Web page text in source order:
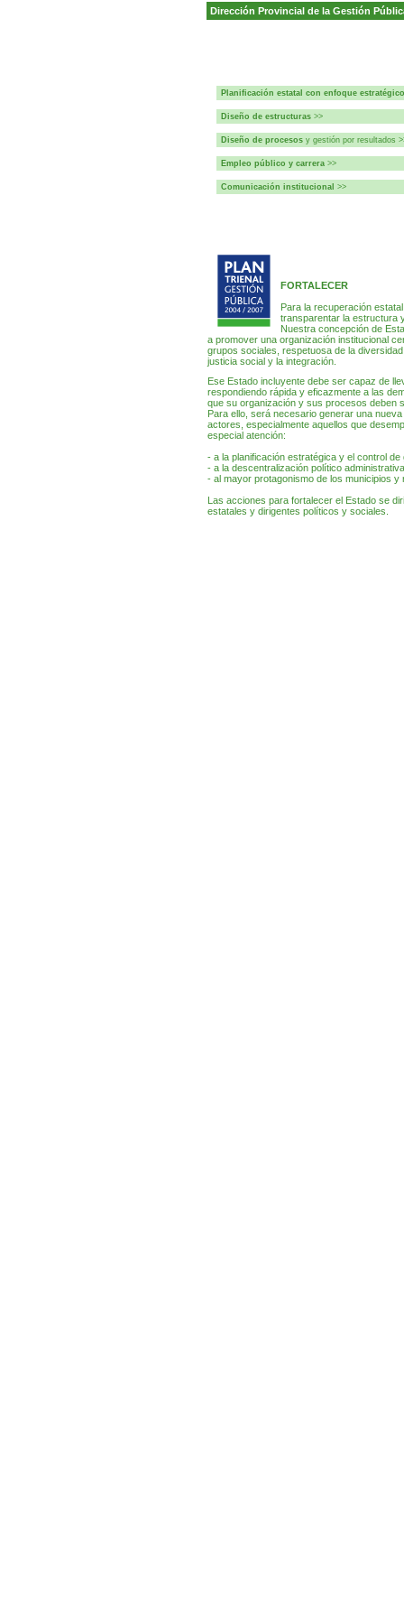
Dirección Provincial de la Gestión
Planificación estatal con enfoque estratégico
Diseño de estructuras >>
Diseño de procesos y gestión por resultados
Empleo público y carrera >>
Comunicación institucional >>
FORTALECER
Para la recuperación
transparentar la estructura
Nuestra concepción de
a promover una organización institucional
grupos sociales, respetuosa de la
justicia social y la integración.
Ese Estado incluyente debe ser capaz de
respondiendo rápida y eficazmente a las
que su organización y sus procesos deben
Para ello, será necesario generar una
actores, especialmente aquellos que
especial atención:
- a la planificación estratégica y el control de
- a la descentralización político
- al mayor protagonismo de los municipios y
Las acciones para fortalecer el Estado se
estatales y dirigentes políticos y sociales.